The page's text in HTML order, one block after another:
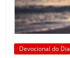
Devocional do Dia